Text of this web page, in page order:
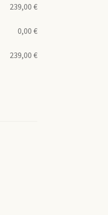
239,00 €
0,00 €
239,00 €